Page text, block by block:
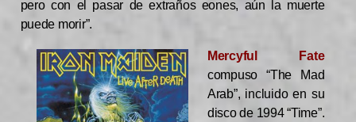
pero con el pasar de extraños eones, aún la muerte
puede morir”.
Mercyful Fate
compuso “The Mad
Arab”, incluido en su
disco de 1994 “Time”.